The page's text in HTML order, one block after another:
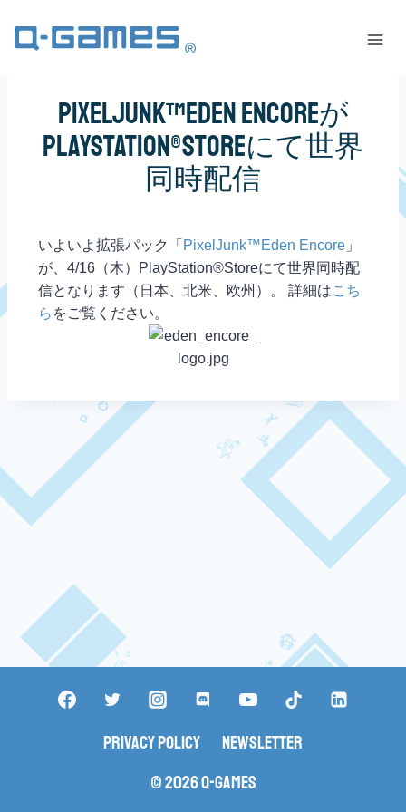
PixelJunk™Eden Encoreが
PlayStation®Storeにて世界
同時配信
いよいよ拡張パック「 PixelJunk™Eden Encore 」
が、4/16（木）PlayStation®Storeにて世界同時配
信となります（日本、北米、欧州）。 詳細はこち
ら をご覧ください。
Privacy Policy
Newsletter
© 2026 Q-Games